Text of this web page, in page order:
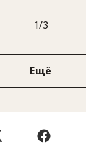
1 из 3
1/3
Ещё